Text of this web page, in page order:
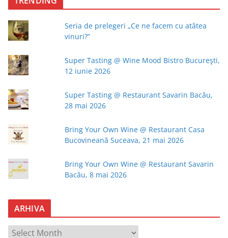
Seria de prelegeri „Ce ne facem cu atâtea
vinuri?”
Super Tasting @ Wine Mood Bistro Bucureşti,
12 iunie 2026
Super Tasting @ Restaurant Savarin Bacău,
28 mai 2026
Bring Your Own Wine @ Restaurant Casa
Bucovineană Suceava, 21 mai 2026
Bring Your Own Wine @ Restaurant Savarin
Bacău, 8 mai 2026
ARHIVA